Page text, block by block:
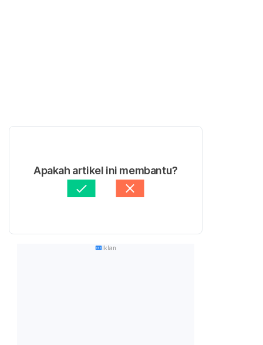
Apakah artikel ini membantu?
Iklan